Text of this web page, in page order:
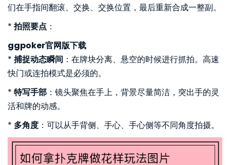
们在手指间翻滚、交换、交换位置，最后重新合成一整副。
* 拍照要点 ：
ggpoker官网版下载
* 捕捉动态瞬间 ：在牌块分离、悬空的时候进行抓拍。高速
快门或连拍模式是必须的。
* 特写手部 ：镜头聚焦在手上，背景尽量简洁，突出手的灵
活和牌的动感。
* 多角度 ：可以从手背侧、手心、手心侧等不同角度拍摄。